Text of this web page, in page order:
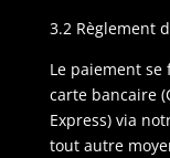
3.2 Règlement
Le paiement
carte bancaire
Express) via
tout autre